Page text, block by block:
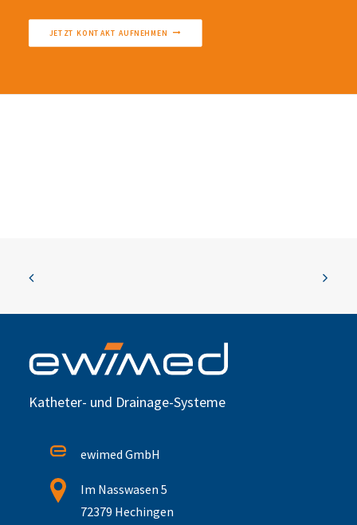
JETZT KONTAKT AUFNEHMEN
Katheter- und Drainage-Systeme
ewimed GmbH
Im Nasswasen 5
72379 Hechingen